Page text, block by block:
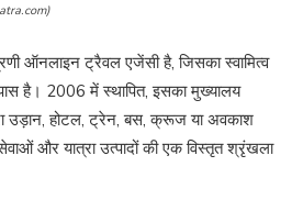
ऑनलाइन ट्रैवल एजेंसी है, जिसका स्वामित्व
है। 2006 में स्थापित, इसका मुख्यालय
उड़ान, होटल, ट्रेन, बस, क्रूज या अवकाश
और यात्रा उत्पादों की एक विस्तृत श्रृंखला